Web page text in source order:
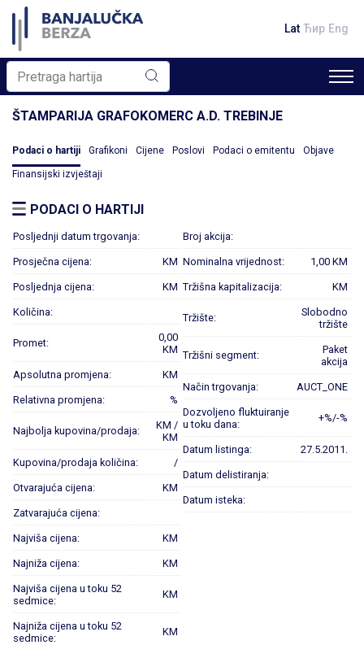
Lat Ћир Eng
ŠTAMPARIJA GRAFOKOMERC A.D. TREBINJE
Podaci o hartiji Grafikoni Cijene Poslovi Podaci o emitentu Objave
Finansijski izvještaji
PODACI O HARTIJI
Posljednji datum trgovanja:
Prosječna cijena: KM
Posljednja cijena: KM
Količina:
Promet:
0,00
KM
Apsolutna promjena: KM
Relativna promjena: %
Najbolja kupovina/prodaja:
KM /
KM
Kupovina/prodaja količina: /
Otvarajuća cijena: KM
Zatvarajuća cijena:
Najviša cijena: KM
Najniža cijena: KM
Najviša cijena u toku 52
sedmice:
KM
Najniža cijena u toku 52
sedmice:
KM
Broj akcija:
Nominalna vrijednost: 1,00 KM
Tržišna kapitalizacija: KM
Tržište:
Slobodno
tržište
Tržišni segment:
Paket
akcija
Način trgovanja: AUCT_ONE
Dozvoljeno fluktuiranje
u toku dana:
+%/-%
Datum listinga: 27.5.2011.
Datum delistiranja:
Datum isteka: